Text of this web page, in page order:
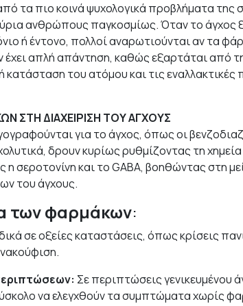
τα πιο κοινά ψυχολογικά προβλήματα της
ανθρώπους παγκοσμίως. Όταν το άγχος
ή έντονο, πολλοί αναρωτιούνται αν τα
έχει απλή απάντηση, καθώς εξαρτάται από
του ατόμου και τις
ΣΤΗ ΔΙΑΧΕΙΡΙΣΗ ΤΟΥ ΑΓΧΟΥΣ
για το άγχος, όπως οι
δρουν κυρίως ρυθμίζοντας τη
σεροτονίνη και το GABA, βοηθώντας στη
του άγχους.
των φαρμάκων:
σε οξείες καταστάσεις, όπως κρίσεις
Σε περιπτώσεις γενικευμένου
να ελεγχθούν τα συμπτώματα χωρίς